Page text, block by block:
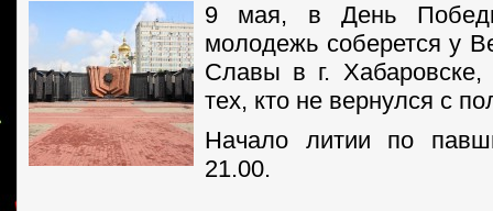
9 мая, в День
молодежь соберется у
Славы в г. Хабаровске,
тех, кто не вернулся с
Начало литии по
21.00.